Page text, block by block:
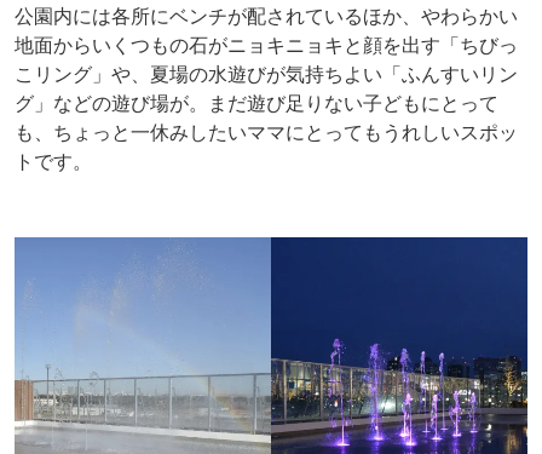
公園内には各所にベンチが配されているほか、やわらかい
地面からいくつもの石がニョキニョキと顔を出す「ちびっ
こリング」や、夏場の水遊びが気持ちよい「ふんすいリン
グ」などの遊び場が。まだ遊び足りない子どもにとって
も、ちょっと一休みしたいママにとってもうれしいスポッ
トです。